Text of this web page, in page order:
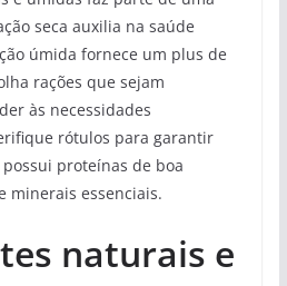
seca auxilia na saúde
úmida fornece um plus de
rações que sejam
às necessidades
rótulos para garantir
proteínas de boa
minerais essenciais.
naturais e